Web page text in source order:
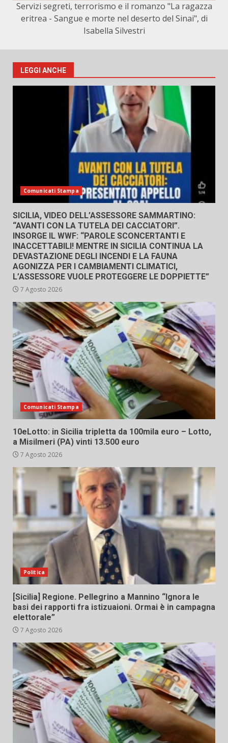
Servizi segreti, terrorismo e il romanzo "La ragazza
eritrea - Sangue e morte nel deserto del Sinai", di
Isabella Silvestri
LEGGI ANCHE
Comunicati Stampa
SICILIA, VIDEO DELL’ASSESSORE SAMMARTINO:
“AVANTI CON LA TUTELA DEI CACCIATORI”.
INSORGE IL WWF: “PAROLE SCONCERTANTI E
INACCETTABILI! MENTRE IN SICILIA CONTINUA LA
DEVASTAZIONE DEGLI INCENDI E LA FAUNA
AGONIZZA PER I CAMBIAMENTI CLIMATICI,
L’ASSESSORE VUOLE PROTEGGERE LE DOPPIETTE”
7 Agosto 2026
Comunicati Stampa
10eLotto: in Sicilia tripletta da 100mila euro – Lotto,
a Misilmeri (PA) vinti 13.500 euro
7 Agosto 2026
Politica
[Sicilia] Regione. Pellegrino a Mannino “Ignora le
basi dei rapporti fra istizuaioni. Ormai è in campagna
elettorale”
7 Agosto 2026